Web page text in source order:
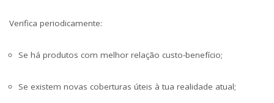
Verifica periodicamente:
Se há produtos com melhor relação custo-benefício;
Se existem novas coberturas úteis à tua realidade atual;